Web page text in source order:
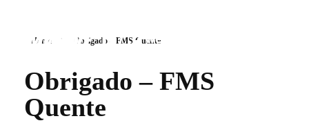
Mwove Education
A Maior Escola de Movimento do Brasil.
Home Obrigado – FMS Quente
Obrigado – FMS
Quente